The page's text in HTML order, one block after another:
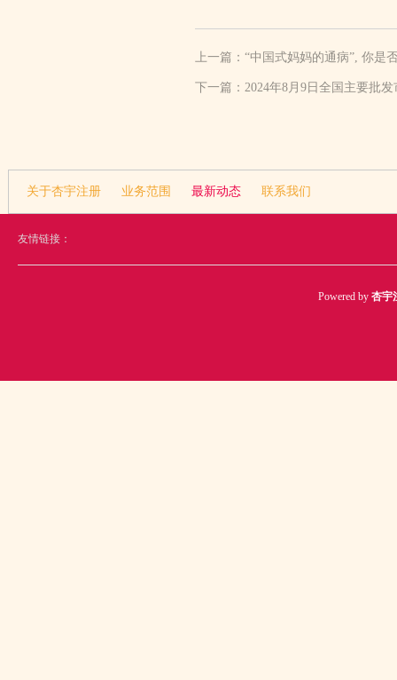
上一篇： “中国式妈妈的通病”, 你是
下一篇： 2024年8月9日全国主要批
关于杏宇注册 业务范围 最新动态 联系我们
友情链接：
Powered by 杏宇